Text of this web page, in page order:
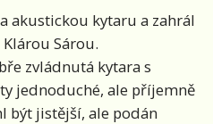
akustickou kytaru a zahrál
Sárou.
zvládnutá kytara s
jednoduché, ale příjemně
být jistější, ale podán